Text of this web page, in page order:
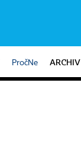
PročNe ARCHIV